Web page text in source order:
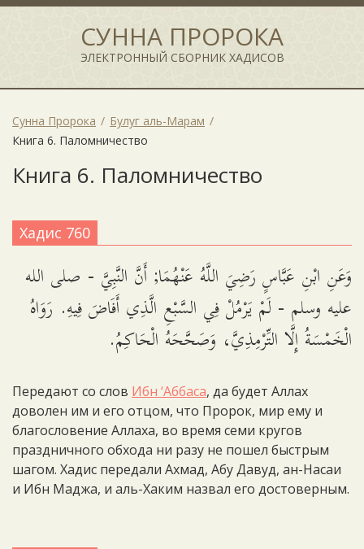
СУННА ПРОРОКА
ЭЛЕКТРОННЫЙ СБОРНИК ХАДИСОВ
Сунна Пророка
Булуг аль-Марам
Книга 6. Паломничество
Книга 6. Паломничество
Хадис 760
وَعَنِ ابْنِ عَبَّاسٍ رَضِيَ اللَّهُ عَنْهُمَا; أَنَّ النَّبِيَّ - صلى الله
عليه وسلم - لَمْ يَرْمُلْ فِي السَّبْعِ الَّذِي أَفَاضَ فِيهِ. رَوَاهُ
الْخَمْسَةُ إِلَّا التِّرْمِذِيَّ، وَصَحَّحَهُ الْحَاكِمُ.
Передают со слов Ибн ‘Аббаса, да будет Аллах
доволен им и его отцом, что Пророк, мир ему и
благословение Аллаха, во время семи кругов
праздничного обхода ни разу не пошел быстрым
шагом. Хадис передали Ахмад, Абу Давуд, ан-Насаи
и Ибн Маджа, и аль-Хаким назвал его достоверным.